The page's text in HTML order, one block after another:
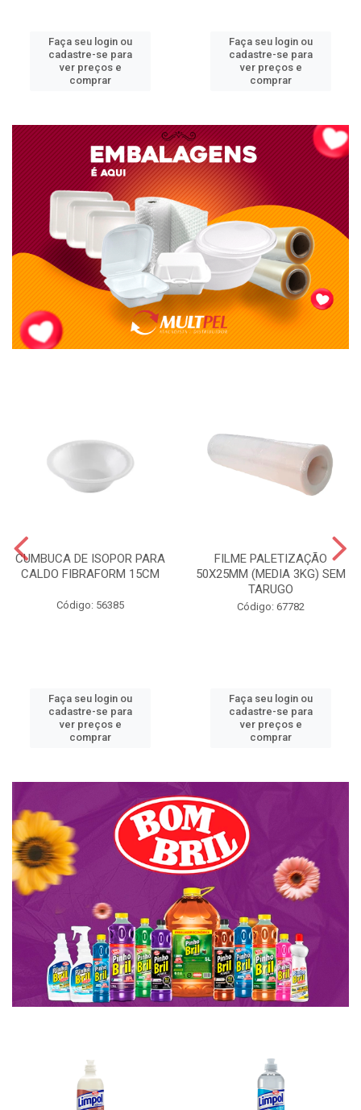
Faça seu login ou
cadastre-se para
ver preços e
comprar
Faça seu login ou
cadastre-se para
ver preços e
comprar
CUMBUCA DE ISOPOR PARA
CALDO FIBRAFORM 15CM
Código: 56385
Faça seu login ou
cadastre-se para
ver preços e
comprar
FILME PALETIZAÇÃO
50X25MM (MEDIA 3KG) SEM
TARUGO
Código: 67782
Faça seu login ou
cadastre-se para
ver preços e
comprar